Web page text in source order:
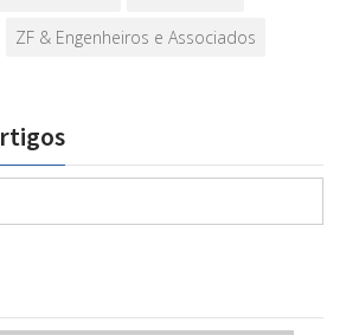
ZF & Engenheiros e Associados